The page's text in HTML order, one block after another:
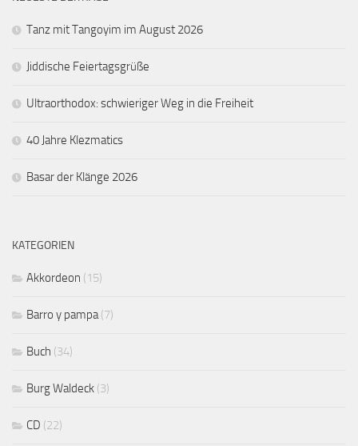
Tanz mit Tangoyim im August 2026
Jiddische Feiertagsgrüße
Ultraorthodox: schwieriger Weg in die Freiheit
40 Jahre Klezmatics
Basar der Klänge 2026
KATEGORIEN
Akkordeon (15)
Barro y pampa (7)
Buch (34)
Burg Waldeck (3)
CD (22)